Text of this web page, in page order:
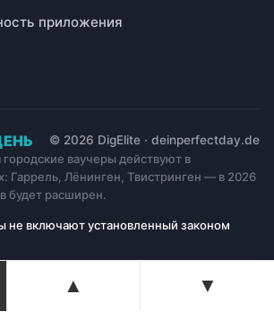
приложения
© 2026 DigElite · deinperfectday.de
ваучеры действуют в
Гаррель, Лёнинген, Твистринген — в 2026
будет расширен.
не включают установленный законом
▲ ▼